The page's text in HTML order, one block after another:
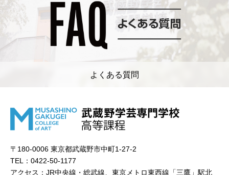
よくある質問
〒180-0006 東京都武蔵野市中町1-27-2
TEL：0422-50-1177
アクセス：JR中央線・総武線、東京メトロ東西線「三鷹」駅北